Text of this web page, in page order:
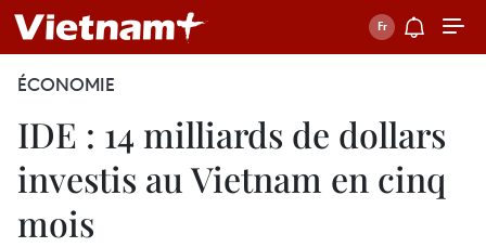
ÉCONOMIE
IDE : 14 milliards de dollars
investis au Vietnam en cinq
mois